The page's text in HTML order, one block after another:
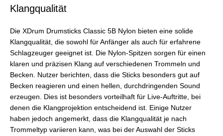
Klangqualität
Die XDrum Drumsticks Classic 5B Nylon bieten eine solide
Klangqualität, die sowohl für Anfänger als auch für erfahrene
Schlagzeuger geeignet ist. Die Nylon-Spitzen sorgen für einen
klaren und präzisen Klang auf verschiedenen Trommeln und
Becken. Nutzer berichten, dass die Sticks besonders gut auf
Becken reagieren und einen hellen, durchdringenden Sound
erzeugen. Dies ist besonders vorteilhaft für Live-Auftritte, bei
denen die Klangprojektion entscheidend ist. Einige Nutzer
haben jedoch angemerkt, dass die Klangqualität je nach
Trommeltyp variieren kann, was bei der Auswahl der Sticks